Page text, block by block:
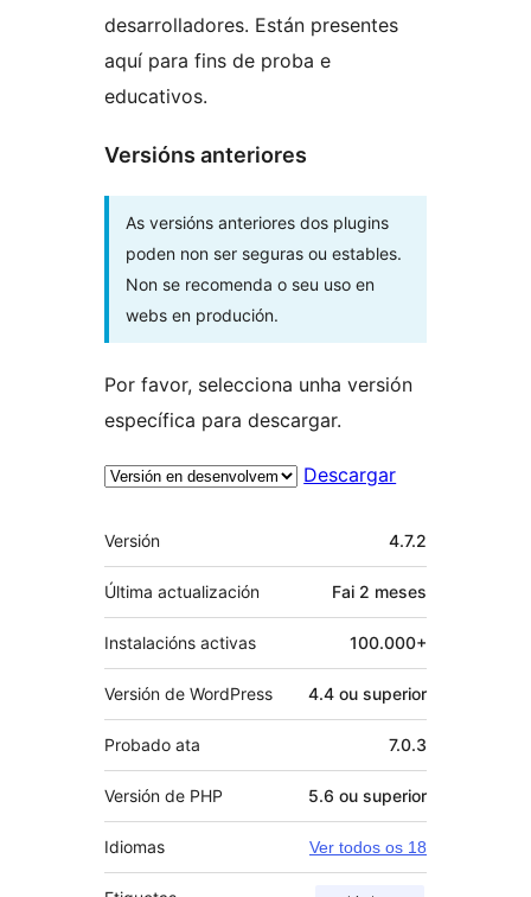
desarrolladores. Están presentes
aquí para fins de proba e
educativos.
Versións anteriores
As versións anteriores dos plugins
poden non ser seguras ou estables.
Non se recomenda o seu uso en
webs en produción.
Por favor, selecciona unha versión
específica para descargar.
Descargar
Meta
Versión 4.7.2
Última actualización Fai 2 meses
Instalacións activas 100.000+
Versión de WordPress 4.4 ou superior
Probado ata 7.0.3
Versión de PHP 5.6 ou superior
Idiomas Ver todos os 18